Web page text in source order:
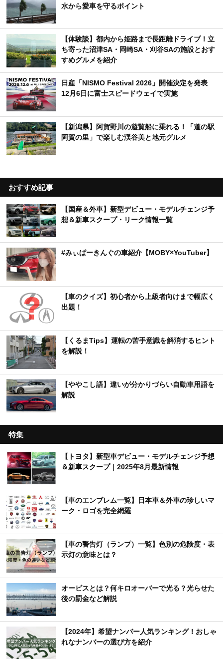
水から愛車を守るポイント
【体験談】都内から姫路まで長距離ドライブ！立
ち寄った沼津SA・岡崎SA・刈谷SAの施設とおす
すめグルメを紹介
日産「NISMO Festival 2026」開催決定を発表
12月6日に富士スピードウェイで実施
【新潟県】阿賀野川の遊覧船に乗れる！「道の駅
阿賀の里」で楽しむ渓谷美と地元グルメ
おすすめ記事
【国産＆外車】新型デビュー・モデルチェンジ予
想＆新車スクープ・リーク情報一覧
#みぃぱーきんぐの車紹介【MOBY×YouTuber】
【車のクイズ】初心者から上級者向けまで幅広く
出題！
【くるまTips】運転の苦手意識を解消するヒント
を解説！
【ややこし語】違いが分かりづらい自動車用語を
解説
特集
【トヨタ】新型車デビュー・モデルチェンジ予想
＆新車スクープ｜2025年8月最新情報
【車のエンブレム一覧】日本車＆外車の珍しいマ
ーク・ロゴを完全網羅
【車の警告灯（ランプ）一覧】色別の危険度・表
示灯の意味とは？
オービスとは？何キロオーバーで光る？光らせた
後の罰金など解説
【2024年】希望ナンバー人気ランキング！おしゃ
れなナンバーの選び方を紹介